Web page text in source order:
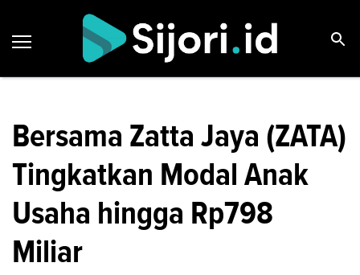
Bersama Zatta Jaya (ZATA)
Tingkatkan Modal Anak
Usaha hingga Rp798
Miliar